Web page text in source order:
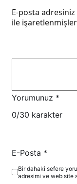
E-posta adresiniz
ile
Yorumunuz *
0/30 karakter
E-Posta *
Bir dahaki sefere
adresimi ve web site